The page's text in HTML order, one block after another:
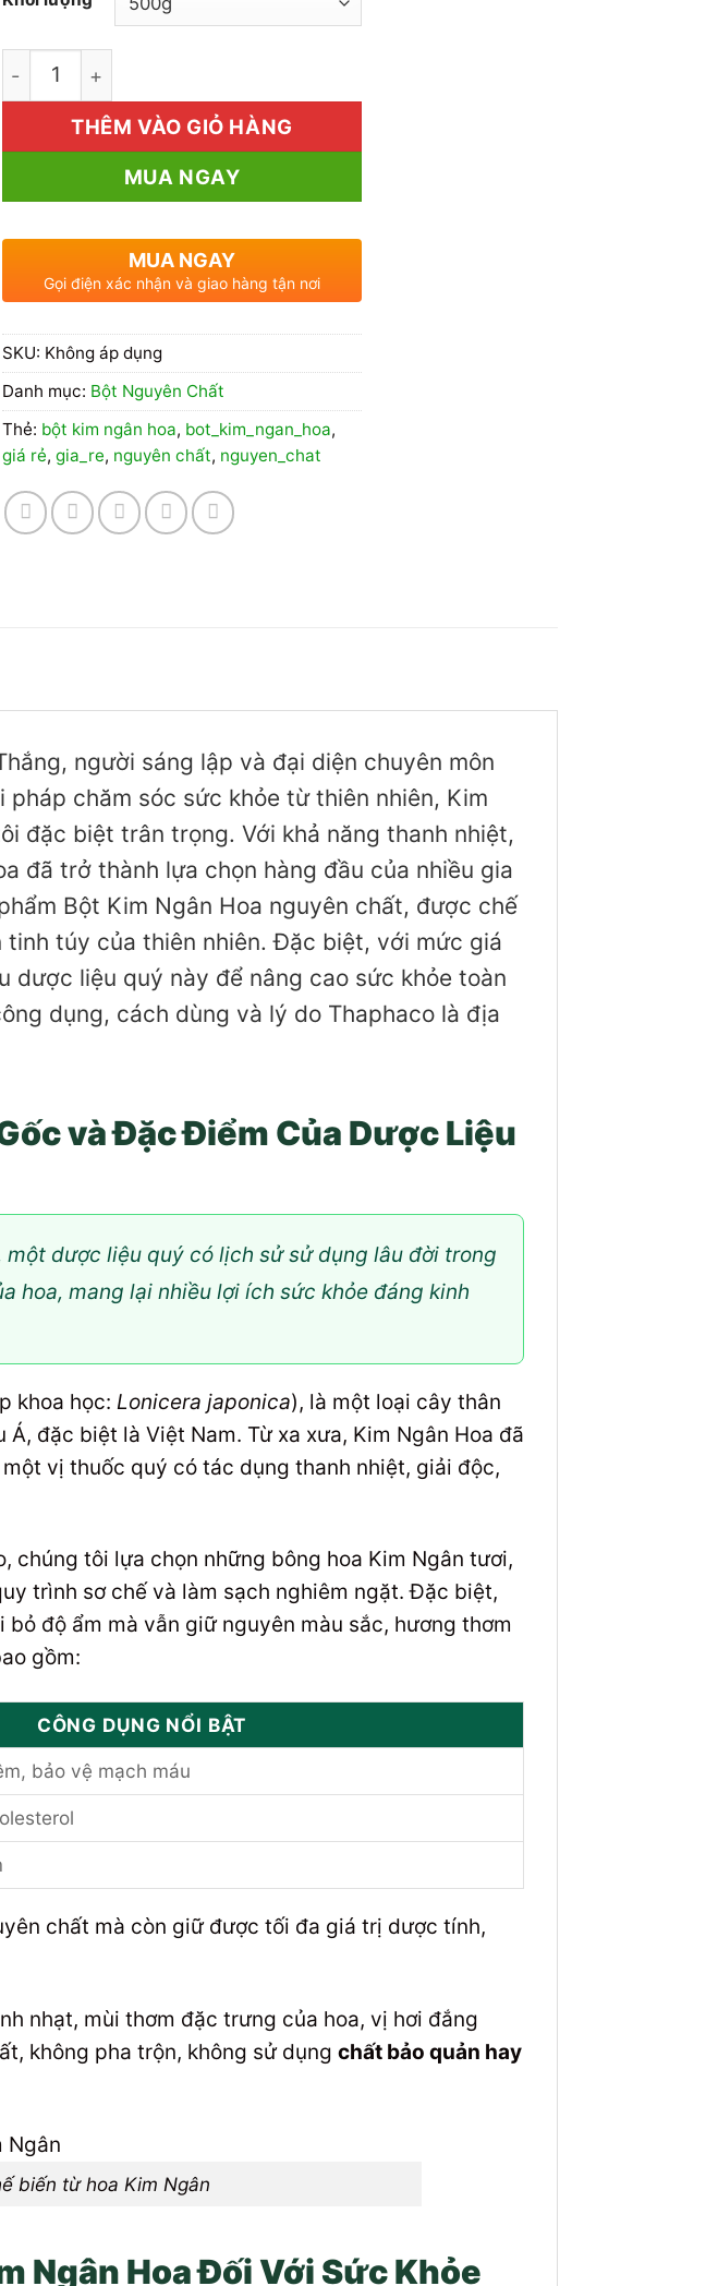
550.000₫
1kg Bột Kim Ngân Hoa Giá Rẻ số lượng
THÊM VÀO GIỎ HÀNG
MUA NGAY
MUA NGAY
Gọi điện xác nhận và giao hàng tận nơi
SKU: Không áp dụng
Danh mục: Bột Nguyên Chất
Thẻ: bột kim ngân hoa, bot_kim_ngan_hoa,
giá rẻ, gia_re, nguyên chất, nguyen_chat
người sáng lập và đại diện chuyên môn
chăm sóc sức khỏe từ thiên nhiên, Kim
đặc biệt trân trọng. Với khả năng thanh nhiệt,
đã trở thành lựa chọn hàng đầu của nhiều gia
Bột Kim Ngân Hoa nguyên chất, được chế
túy của thiên nhiên. Đặc biệt, với mức giá
dược liệu quý này để nâng cao sức khỏe toàn
dụng, cách dùng và lý do Thaphaco là địa
và Đặc Điểm Của Dược Liệu
dược liệu quý có lịch sử sử dụng lâu đời trong
hoa, mang lại nhiều lợi ích sức khỏe đáng kinh
khoa học: Lonicera japonica), là một loại cây thân
đặc biệt là Việt Nam. Từ xa xưa, Kim Ngân Hoa đã
vị thuốc quý có tác dụng thanh nhiệt, giải độc,
chúng tôi lựa chọn những bông hoa Kim Ngân tươi,
trình sơ chế và làm sạch nghiêm ngặt. Đặc biệt,
bỏ độ ẩm mà vẫn giữ nguyên màu sắc, hương thơm
gồm:
CÔNG DỤNG NỔI BẬT
bảo vệ mạch máu
chất mà còn giữ được tối đa giá trị dược tính,
nhạt, mùi thơm đặc trưng của hoa, vị hơi đắng
không pha trộn, không sử dụng chất bảo quản hay
biến từ hoa Kim Ngân
Ngân Hoa Đối Với Sức Khỏe